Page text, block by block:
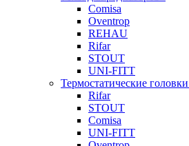
Comisa
Oventrop
REHAU
Rifar
STOUT
UNI-FITT
Термостатические головки
Rifar
STOUT
Comisa
UNI-FITT